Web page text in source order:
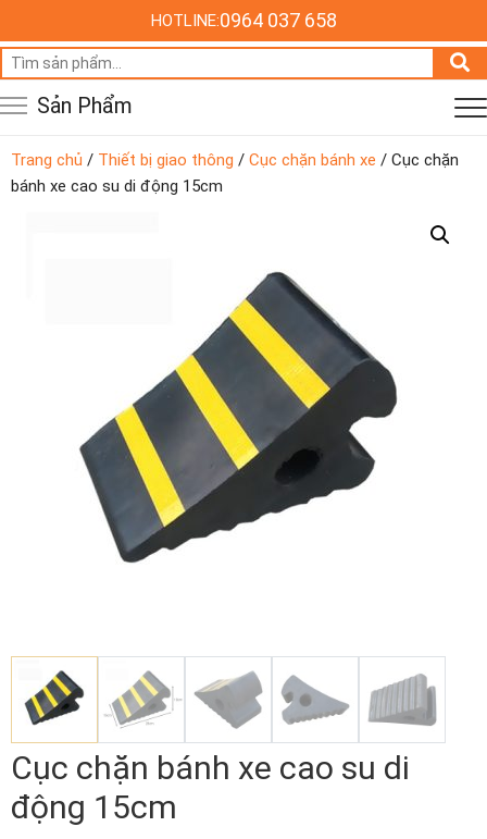
HOTLINE:0964 037 658
Tìm
kiếm:
Sản Phẩm
Trang chủ / Thiết bị giao thông / Cục chặn bánh xe / Cục chặn
bánh xe cao su di động 15cm
Cục chặn bánh xe cao su di
động 15cm